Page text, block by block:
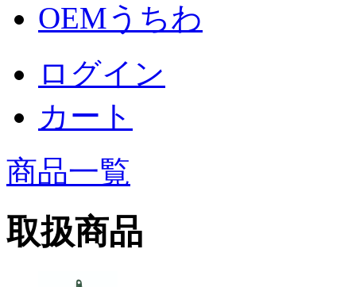
OEMうちわ
ログイン
カート
商品一覧
取扱商品